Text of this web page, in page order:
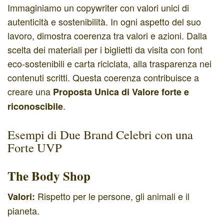
Immaginiamo un copywriter con valori unici di
autenticità e sostenibilità. In ogni aspetto del suo
lavoro, dimostra coerenza tra valori e azioni. Dalla
scelta dei materiali per i biglietti da visita con font
eco-sostenibili e carta riciclata, alla trasparenza nei
contenuti scritti. Questa coerenza contribuisce a
creare una Proposta Unica di Valoreforte e
riconoscibile.
Esempi di Due Brand Celebri con una
Forte UVP
The Body Shop
Valori: Rispetto per le persone, gli animali e il
pianeta.